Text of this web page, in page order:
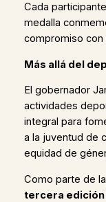
Cada
medalla
compromiso con
Más allá del
El gobernador
actividades
integral para
a la juventud de
equidad de
Como parte de
tercera edición